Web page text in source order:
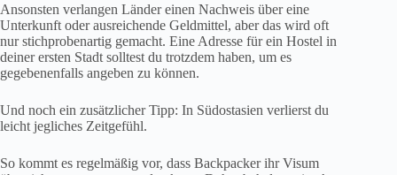
Ansonsten verlangen Länder einen Nachweis über eine
Unterkunft oder ausreichende Geldmittel, aber das wird oft
nur stichprobenartig gemacht. Eine Adresse für ein Hostel in
deiner ersten Stadt solltest du trotzdem haben, um es
gegebenenfalls angeben zu können.
Und noch ein zusätzlicher Tipp: In Südostasien verlierst du
leicht jegliches Zeitgefühl.
So kommt es regelmäßig vor, dass Backpacker ihr Visum